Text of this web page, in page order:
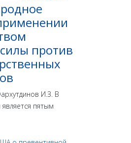
против
И.З. В
пятым